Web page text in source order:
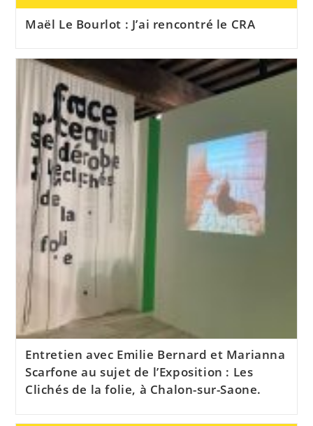
Maël Le Bourlot : J’ai rencontré le CRA
Entretien avec Emilie Bernard et Marianna
Scarfone au sujet de l’Exposition : Les
Clichés de la folie, à Chalon-sur-Saone.